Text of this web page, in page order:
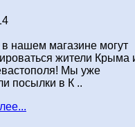
нашем магазине могут
жители Крыма
Мы уже
посылки в К ..